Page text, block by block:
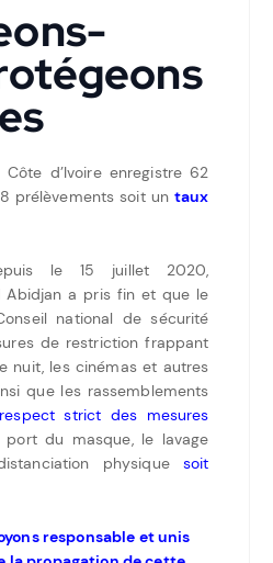
d’Ivoire enregistre 62
prélèvements soit un taux
le 15 juillet 2020,
Abidjan a pris fin et que le
national de sécurité
de restriction frappant
nuit, les cinémas et autres
que les rassemblements
strict des mesures
du masque, le lavage
physique soit
responsable et unis